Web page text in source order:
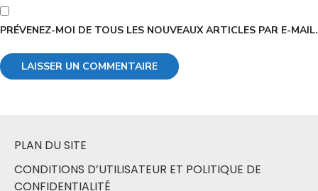
PRÉVENEZ-MOI DE TOUS LES NOUVEAUX ARTICLES PAR E-MAIL.
PLAN DU SITE
CONDITIONS D’UTILISATEUR ET POLITIQUE DE
CONFIDENTIALITÉ